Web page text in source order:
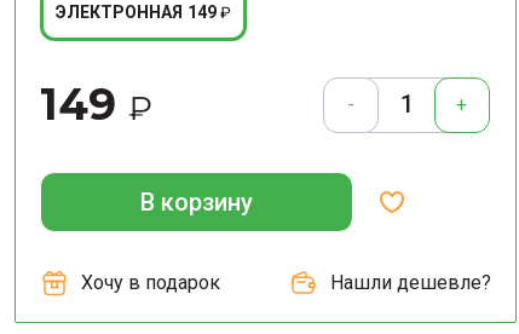
ЭЛЕКТРОННАЯ 149 ₽
149 ₽ - +
В корзину
Хочу в подарок Нашли дешевле?